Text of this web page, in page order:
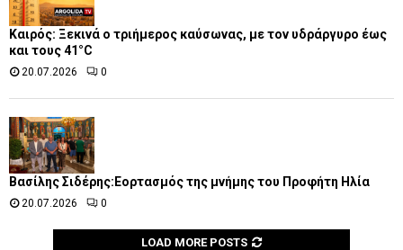
Καιρός: Ξεκινά ο τριήμερος καύσωνας, με τον υδράργυρο έως
και τους 41°C
20.07.2026 0
Βασίλης Σιδέρης:Εορτασμός της μνήμης του Προφήτη Ηλία
20.07.2026 0
LOAD MORE POSTS